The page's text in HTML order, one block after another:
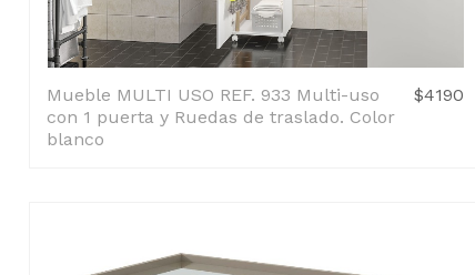
Mueble MULTI USO REF. 933 Multi-uso
con 1 puerta y Ruedas de traslado. Color
blanco
$4190